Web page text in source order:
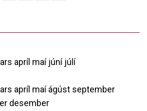
apríl maí júní júlí
apríl maíágúst september
desember